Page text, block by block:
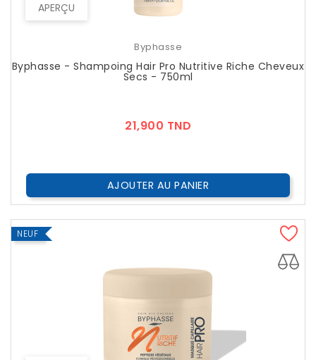
APERÇU
Byphasse
Byphasse - Shampoing Hair Pro Nutritive Riche Cheveux
Secs - 750ml
21,900 TND
AJOUTER AU PANIER
NEUF